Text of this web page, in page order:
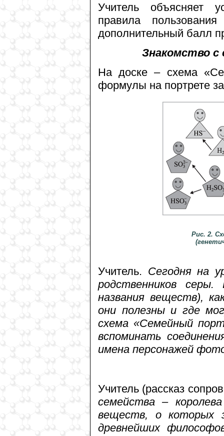
Учитель объясняет
правила
дополнительный балл
Знакомство
На доске – схема
формулы на портрете
Рис. 2.
Учитель. Сегодня на
родственников
названия веществ),
они полезны и где
схема «Семейный
вспоминать
имена персонажей
Учитель (рассказ
семейства –
веществ, о которых
древнейших